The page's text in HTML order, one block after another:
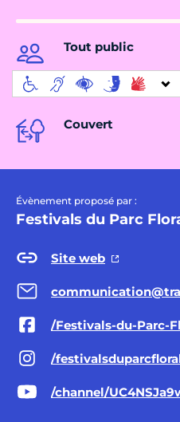
Tout public
Couvert
Évènement proposé par :
Festivals du Parc
Site web
/Festivals-du-Parc-
/
/channel/